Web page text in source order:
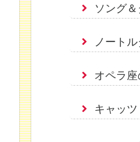
ソング
ノート
オペラ座
キャッツ